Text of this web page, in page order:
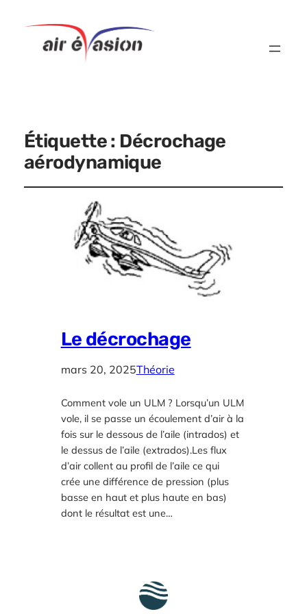
Étiquette : Décrochage
aérodynamique
Le décrochage
mars 20, 2025Théorie
Comment vole un ULM ? Lorsqu’un ULM
vole, il se passe un écoulement d’air à la
fois sur le dessous de l’aile (intrados) et
le dessus de l’aile (extrados).Les flux
d’air collent au profil de l’aile ce qui
crée une différence de pression (plus
basse en haut et plus haute en bas)
dont le résultat est une…